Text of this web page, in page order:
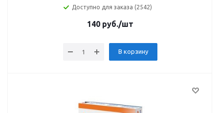
Доступно для заказа (2542)
140руб./шт
В корзину